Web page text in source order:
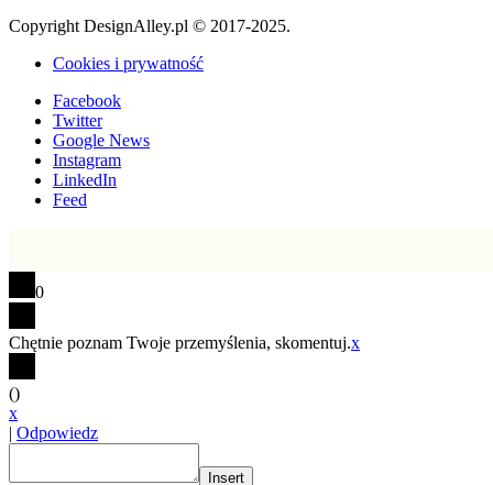
Copyright DesignAlley.pl © 2017-2025.
Cookies i prywatność
Facebook
Twitter
Google News
Instagram
LinkedIn
Feed
0
Chętnie poznam Twoje przemyślenia, skomentuj.x
()
x
| Odpowiedz
Insert